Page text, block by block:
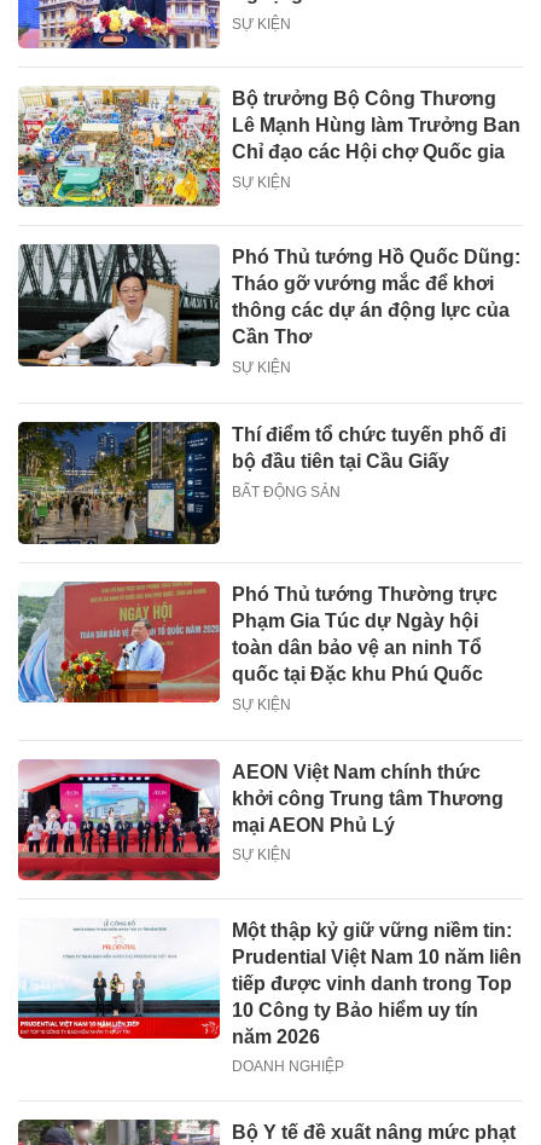
SỰ KIỆN
Bộ trưởng Bộ Công Thương
Lê Mạnh Hùng làm Trưởng Ban
Chỉ đạo các Hội chợ Quốc gia
SỰ KIỆN
Phó Thủ tướng Hồ Quốc Dũng:
Tháo gỡ vướng mắc để khơi
thông các dự án động lực của
Cần Thơ
SỰ KIỆN
Thí điểm tổ chức tuyến phố đi
bộ đầu tiên tại Cầu Giấy
BẤT ĐỘNG SẢN
Phó Thủ tướng Thường trực
Phạm Gia Túc dự Ngày hội
toàn dân bảo vệ an ninh Tổ
quốc tại Đặc khu Phú Quốc
SỰ KIỆN
AEON Việt Nam chính thức
khởi công Trung tâm Thương
mại AEON Phủ Lý
SỰ KIỆN
Một thập kỷ giữ vững niềm tin:
Prudential Việt Nam 10 năm liên
tiếp được vinh danh trong Top
10 Công ty Bảo hiểm uy tín
năm 2026
DOANH NGHIỆP
Bộ Y tế đề xuất nâng mức phạt